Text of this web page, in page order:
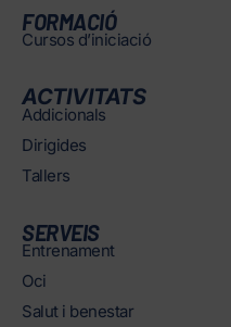
FORMACIÓ
Cursos d’iniciació
ACTIVITATS
Addicionals
Dirigides
Tallers
SERVEIS
Entrenament
Oci
Salut i benestar